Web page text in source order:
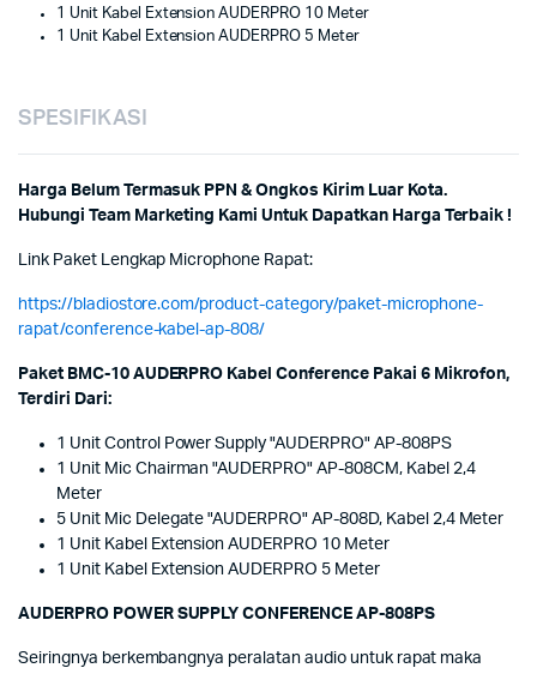
1 Unit Kabel Extension AUDERPRO 10 Meter
1 Unit Kabel Extension AUDERPRO 5 Meter
SPESIFIKASI
Harga Belum Termasuk PPN & Ongkos Kirim Luar Kota.
Hubungi Team Marketing Kami Untuk Dapatkan Harga Terbaik !
Link Paket Lengkap Microphone Rapat:
https://bladiostore.com/product-category/paket-microphone-
rapat/conference-kabel-ap-808/
Paket BMC-10 AUDERPRO Kabel Conference Pakai 6 Mikrofon,
Terdiri Dari:
1 Unit Control Power Supply "AUDERPRO" AP-808PS
1 Unit Mic Chairman "AUDERPRO" AP-808CM, Kabel 2,4
Meter
5 Unit Mic Delegate "AUDERPRO" AP-808D, Kabel 2,4 Meter
1 Unit Kabel Extension AUDERPRO 10 Meter
1 Unit Kabel Extension AUDERPRO 5 Meter
AUDERPRO POWER SUPPLY CONFERENCE AP-808PS
Seiringnya berkembangnya peralatan audio untuk rapat maka